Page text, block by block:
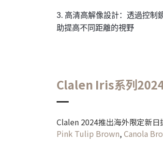
3. 高清高解像設計：透過控制
助提高不同距離的視野
Clalen Iris系列
Clalen 2024推出海外限定新
Pink Tulip Brown,Canola